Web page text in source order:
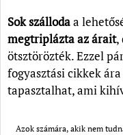
Sok szállodaa
megtriplázta az árait,
ötsztörözték. Ezzel
fogyasztási cikkek
tapasztalhat, ami
Azok számára, akik nem